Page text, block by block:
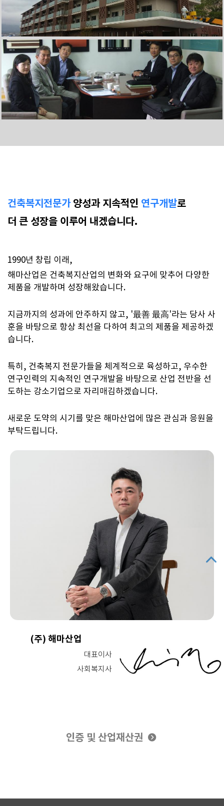
건축복지전문가양성과 지속적인 연구개발로
더 큰 성장을 이루어 내겠습니다.
1990년 창립 이래,
해마산업은 건축복지산업의 변화와 요구에 맞추어 다양한
제품을 개발하며 성장해왔습니다.
지금까지의 성과에 안주하지 않고, '最善 最高'라는 당사 사
훈을 바탕으로 항상 최선을 다하여 최고의 제품을 제공하겠
습니다.
특히, 건축복지 전문가들을 체계적으로 육성하고, 우수한
연구인력의 지속적인 연구개발을 바탕으로 산업 전반을 선
도하는 강소기업으로 자리매김하겠습니다.
새로운 도약의 시기를 맞은 해마산업에 많은 관심과 응원을
부탁드립니다.
(주) 해마산업
대표이사
사회복지사
인증 및 산업재산권